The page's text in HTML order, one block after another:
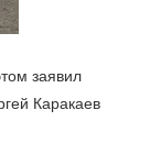
заявил
Каракаев